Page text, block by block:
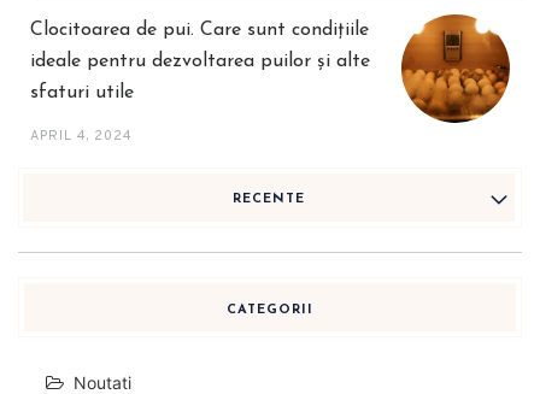
Clocitoarea de pui. Care sunt condițiile
ideale pentru dezvoltarea puilor și alte
sfaturi utile
APRIL 4, 2024
RECENTE
CATEGORII
Noutati